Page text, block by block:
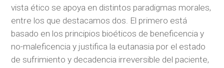
vista ético se apoya en distintos paradigmas morales,
entre los que destacamos dos. El primero está
basado en los principios bioéticos de beneficencia y
no-maleficencia y justifica la eutanasia por el estado
de sufrimiento y decadencia irreversible del paciente,